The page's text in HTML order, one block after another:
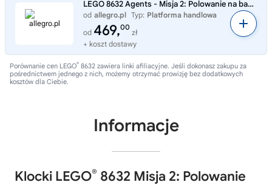
LEGO 8632 Agents - Misja 2: Polowanie na bagnach
od allegro.pl Typ: Platforma handlowa
od 469,00
zł
+ koszt dostawy
Porównanie cen LEGO® 8632 zawiera linki afiliacyjne. Jeśli dokonasz zakupu za
pośrednictwem jednego z nich, możemy otrzymać prowizję bez dodatkowych
kosztów dla Ciebie.
Informacje
Klocki LEGO® 8632 Misja 2: Polowanie